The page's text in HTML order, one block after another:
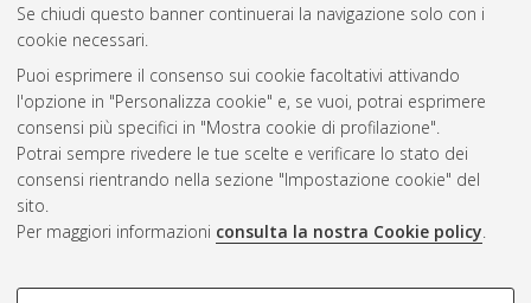
Se chiudi questo banner continuerai la navigazione solo con i
cookie necessari.
Puoi esprimere il consenso sui cookie facoltativi attivando
l'opzione in "Personalizza cookie" e, se vuoi, potrai esprimere
consensi più specifici in "Mostra cookie di profilazione".
Potrai sempre rivedere le tue scelte e verificare lo stato dei
consensi rientrando nella sezione "Impostazione cookie" del
sito.
Per maggiori informazioni consulta la nostra Cookie policy.
COOKIE DI PROFILAZIONE -
Atom
Rss 1.0
Rss 2.0
ISSN: 2038-7946
Impostazioni Cookie